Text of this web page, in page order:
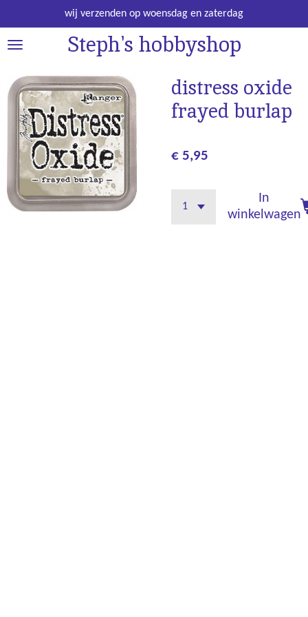
direct
naar
hoofdinhoud
Steph's hobbyshop
wij verzenden op woensdag en zaterdag
distress oxide
frayed burlap
€ 5,95
In
winkelwagen